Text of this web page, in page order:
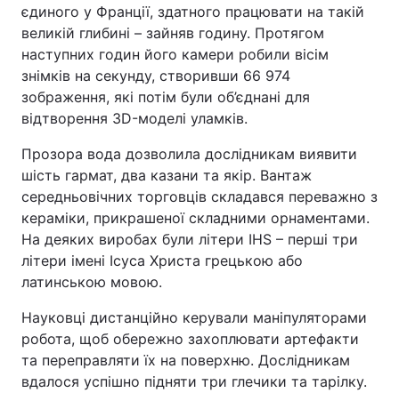
єдиного у Франції, здатного працювати на такій
великій глибині – зайняв годину. Протягом
наступних годин його камери робили вісім
знімків на секунду, створивши 66 974
зображення, які потім були об’єднані для
відтворення 3D-моделі уламків.
Прозора вода дозволила дослідникам виявити
шість гармат, два казани та якір. Вантаж
середньовічних торговців складався переважно з
кераміки, прикрашеної складними орнаментами.
На деяких виробах були літери IHS – перші три
літери імені Ісуса Христа грецькою або
латинською мовою.
Науковці дистанційно керували маніпуляторами
робота, щоб обережно захоплювати артефакти
та переправляти їх на поверхню. Дослідникам
вдалося успішно підняти три глечики та тарілку.